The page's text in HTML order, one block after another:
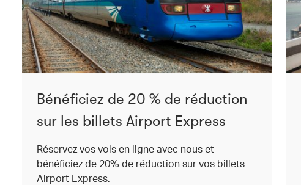
Bénéficiez de 20 % de réduction
sur les billets Airport Express
Réservez vos vols en ligne avec nous et
bénéficiez de 20% de réduction sur vos billets
Airport Express.